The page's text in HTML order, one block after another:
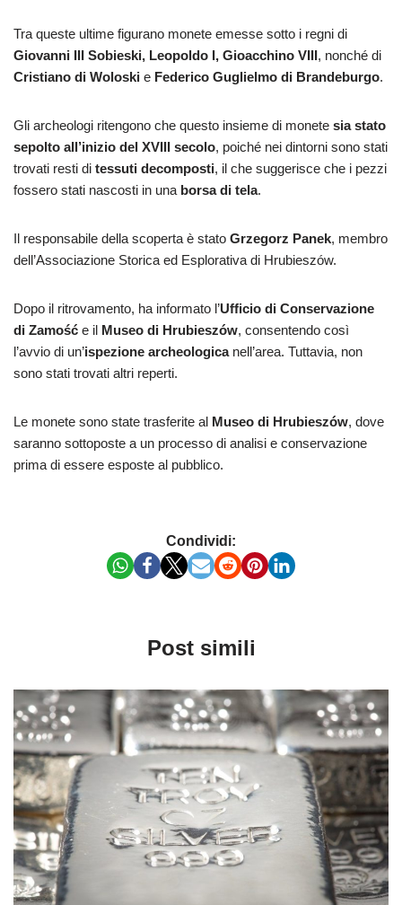
Tra queste ultime figurano monete emesse sotto i regni di
Giovanni III Sobieski, Leopoldo I, Gioacchino VIII, nonché di
Cristiano di Woloski e Federico Guglielmo di Brandeburgo.
Gli archeologi ritengono che questo insieme di monete sia stato
sepolto all’inizio del XVIII secolo, poiché nei dintorni sono stati
trovati resti di tessuti decomposti, il che suggerisce che i pezzi
fossero stati nascosti in una borsa di tela.
Il responsabile della scoperta è stato Grzegorz Panek, membro
dell’Associazione Storica ed Esplorativa di Hrubieszów.
Dopo il ritrovamento, ha informato l’Ufficio di Conservazione
di Zamość e il Museo di Hrubieszów, consentendo così
l’avvio di un’ispezione archeologicanell’area. Tuttavia, non
sono stati trovati altri reperti.
Le monete sono state trasferite al Museo di Hrubieszów, dove
saranno sottoposte a un processo di analisi e conservazione
prima di essere esposte al pubblico.
Condividi:
Post simili